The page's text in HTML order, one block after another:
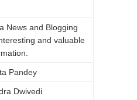
News and Blogging
and valuable
Pandey
Dwivedi